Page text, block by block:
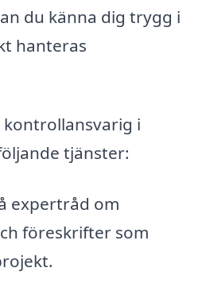
du känna dig trygg i
hanteras
kontrollansvarig i
tjänster:
expertråd om
föreskrifter som